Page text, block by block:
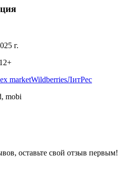
г.
12+
marketWildberriesЛитРес
mobi
оставьте свой отзыв первым!